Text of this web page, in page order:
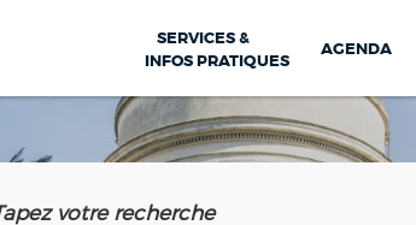
SERVICES &
INFOS PRATIQUES
AGENDA